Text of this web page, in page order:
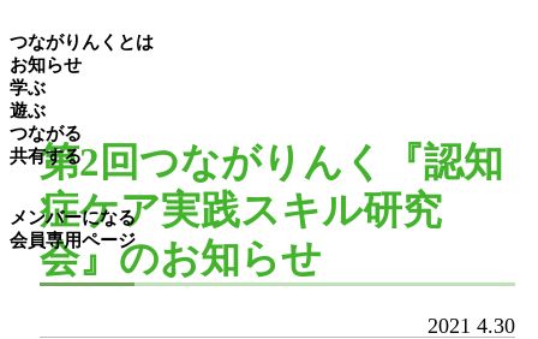
つながりんくとは
お知らせ
学ぶ
遊ぶ
つながる
共有する
メンバーになる
会員専用ページ
第2回つながりんく『認知
症ケア実践スキル研究
会』のお知らせ
2021 4.30